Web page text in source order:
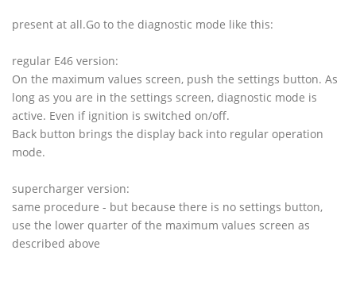
present at all.Go to the diagnostic mode like this:
regular E46 version:
On the maximum values screen, push the settings button. As
long as you are in the settings screen, diagnostic mode is
active. Even if ignition is switched on/off.
Back button brings the display back into regular operation
mode.
supercharger version:
same procedure - but because there is no settings button,
use the lower quarter of the maximum values screen as
described above